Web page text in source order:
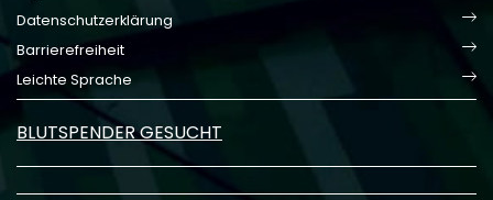
Datenschutzerklärung
Barrierefreiheit
Leichte Sprache
BLUTSPENDER GESUCHT